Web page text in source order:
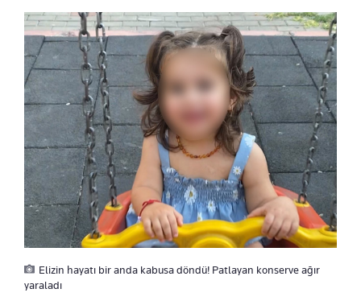
Elizin hayatı bir anda kabusa döndü! Patlayan konserve ağır
yaraladı